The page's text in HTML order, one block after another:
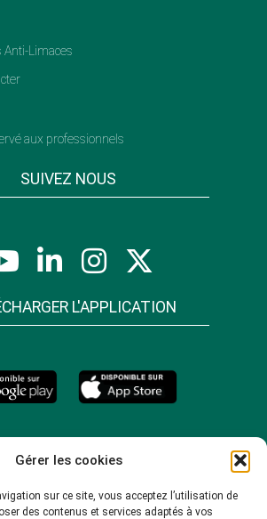
Gérer les cookies
sur ce site, vous acceptez l’utilisation de
des contenus et services adaptés à vos
Anti-Limaces
aux professionnels
SUIVEZ NOUS
L'APPLICATION